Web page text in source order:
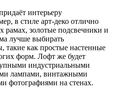
интерьеру
в стиле арт-деко отлично
рамах, золотые подсвечники и
лучше выбирать
такие как простые настенные
форм. Лофт же будет
индустриальными
лампами, винтажными
фотографиями на стенах.